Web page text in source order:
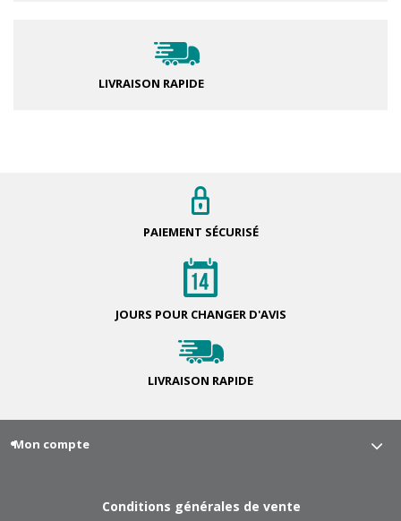
LIVRAISON RAPIDE
PAIEMENT SÉCURISÉ
JOURS POUR CHANGER D'AVIS
LIVRAISON RAPIDE
Mon compte
Conditions générales de vente